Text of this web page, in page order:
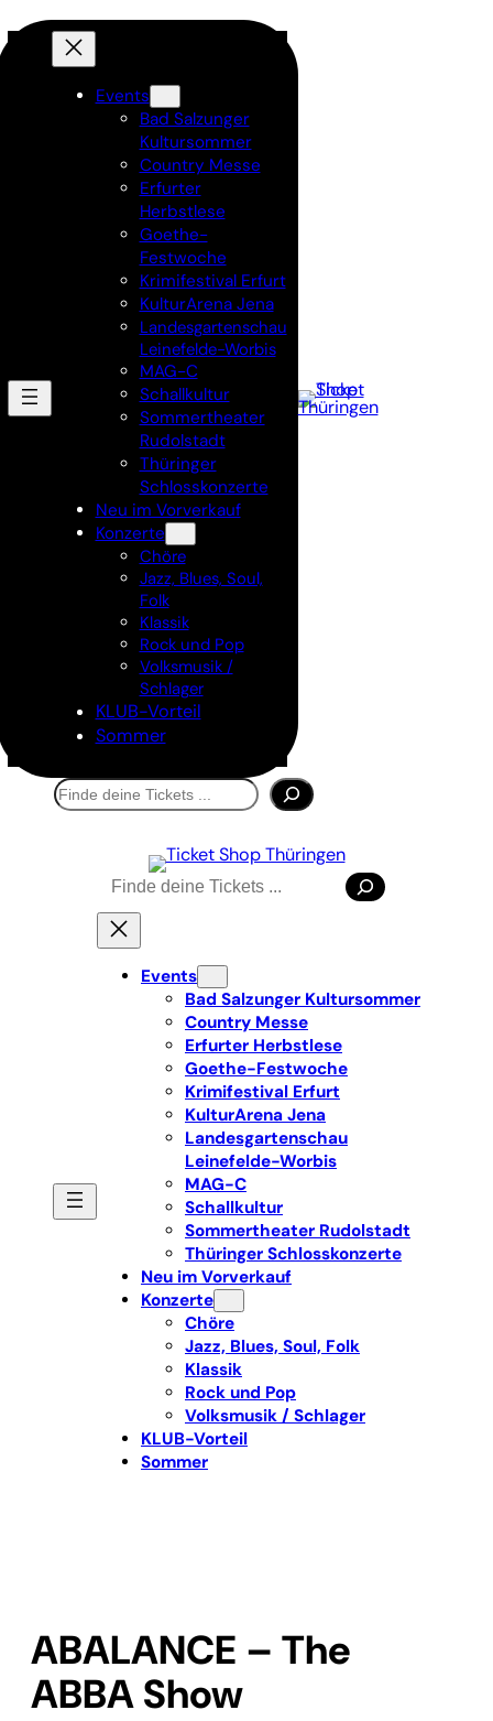
Events
Bad Salzunger
Kultursommer
Country Messe
Erfurter
Herbstlese
Goethe-
Festwoche
Krimifestival Erfurt
KulturArena Jena
Landesgartenschau
Leinefelde-Worbis
MAG-C
Schallkultur
Sommertheater
Rudolstadt
Thüringer
Schlosskonzerte
Neu im Vorverkauf
Konzerte
Chöre
Jazz, Blues, Soul,
Folk
Klassik
Rock und Pop
Volksmusik /
Schlager
KLUB-Vorteil
Sommer
Suchen
Suchen
Events
Bad Salzunger Kultursommer
Country Messe
Erfurter Herbstlese
Goethe-Festwoche
Krimifestival Erfurt
KulturArena Jena
Landesgartenschau
Leinefelde-Worbis
MAG-C
Schallkultur
Sommertheater Rudolstadt
Thüringer Schlosskonzerte
Neu im Vorverkauf
Konzerte
Chöre
Jazz, Blues, Soul, Folk
Klassik
Rock und Pop
Volksmusik / Schlager
KLUB-Vorteil
Sommer
ABALANCE – The
ABBA Show